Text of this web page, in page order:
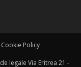
Cookie Policy
legale Via Eritrea 21 -